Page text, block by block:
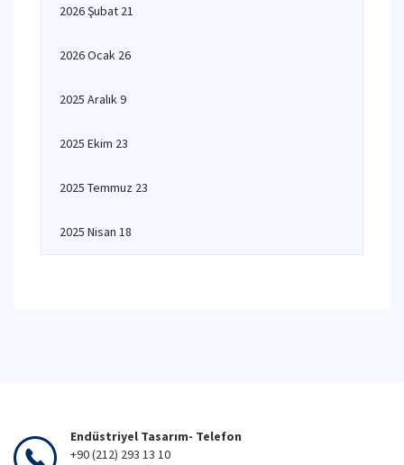
2026 Şubat 21
2026 Ocak 26
2025 Aralık 9
2025 Ekim 23
2025 Temmuz 23
2025 Nisan 18
Endüstriyel Tasarım- Telefon
+90 (212) 293 13 10